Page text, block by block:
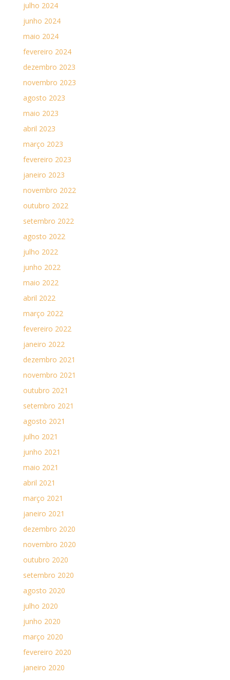
julho 2024
junho 2024
maio 2024
fevereiro 2024
dezembro 2023
novembro 2023
agosto 2023
maio 2023
abril 2023
março 2023
fevereiro 2023
janeiro 2023
novembro 2022
outubro 2022
setembro 2022
agosto 2022
julho 2022
junho 2022
maio 2022
abril 2022
março 2022
fevereiro 2022
janeiro 2022
dezembro 2021
novembro 2021
outubro 2021
setembro 2021
agosto 2021
julho 2021
junho 2021
maio 2021
abril 2021
março 2021
janeiro 2021
dezembro 2020
novembro 2020
outubro 2020
setembro 2020
agosto 2020
julho 2020
junho 2020
março 2020
fevereiro 2020
janeiro 2020